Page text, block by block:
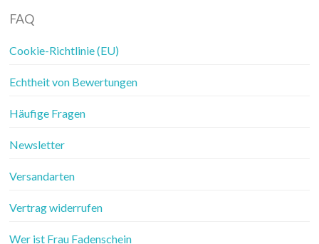
FAQ
Cookie-Richtlinie (EU)
Echtheit von Bewertungen
Häufige Fragen
Newsletter
Versandarten
Vertrag widerrufen
Wer ist Frau Fadenschein